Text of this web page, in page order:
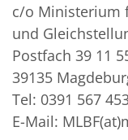
c/o Ministerium
und
Postfach 39 11
39135
Tel: 0391 567
E-Mail: